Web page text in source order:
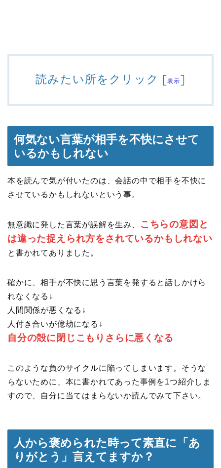
読みたい所をクリック [表示]
何気ない言葉が相手を不快にさせて
いるかもしれない
本を読んで気が付いたのは、会話の中で相手を不快に
させているかもしれないという事。
無意識に発した言葉が誤解を生み、
こちらの意図と
は違った捉えられ方をされているかもしれない
と書かれてありました。
確かに、相手が不快に思う言葉を発すると話しかけら
れなくなる↓
人間関係が悪くなる↓
人付き合いが億劫になる↓
自分の殻に閉じこもりさらに悪くなる
このような負のサイクルに陥ってしまいます。そうな
らないために、本に書かれてあった事例を1つ紹介しま
すので、自分に当てはまらないか読んでみて下さい。
人から褒められた時って素直に「あ
りがとう」言えてますか？